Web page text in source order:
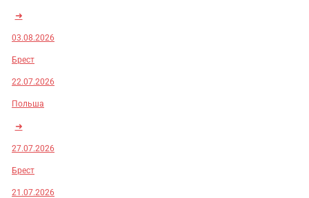
➜
03.08.2026
Брест
22.07.2026
Польша
➜
27.07.2026
Брест
21.07.2026